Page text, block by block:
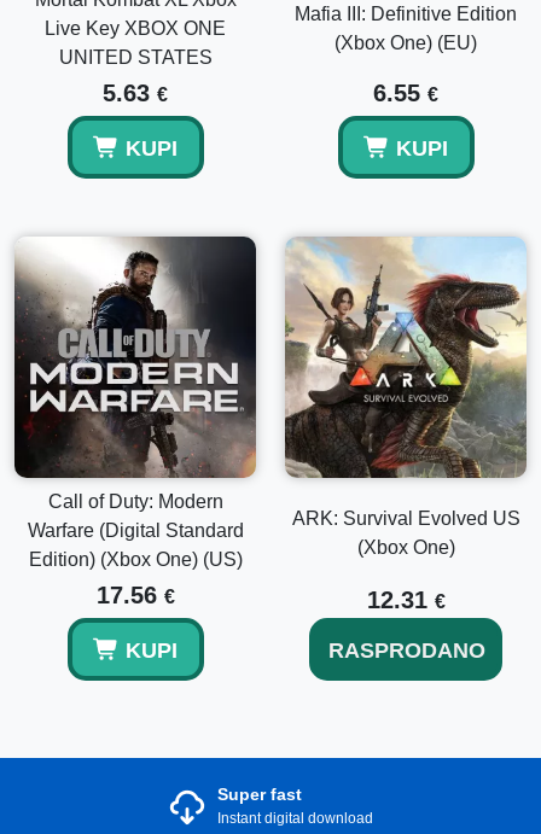
Live Key XBOX ONE
UNITED STATES
5.63 €
KUPI
Mafia III: Definitive Edition
(Xbox One) (EU)
6.55 €
KUPI
Call of Duty: Modern
Warfare (Digital Standard
Edition) (Xbox One) (US)
17.56 €
KUPI
ARK: Survival Evolved US
(Xbox One)
12.31 €
RASPRODANO
Super fast
Instant digital download